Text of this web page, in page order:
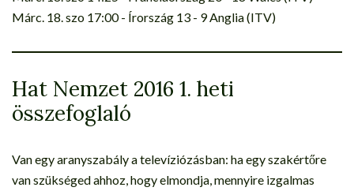
Márc. 18. szo 17:00 - Írország 13 - 9 Anglia (ITV)
Hat Nemzet 2016 1. heti
összefoglaló
Van egy aranyszabály a televíziózásban: ha egy szakértőre
van szükséged ahhoz, hogy elmondja, mennyire izgalmas